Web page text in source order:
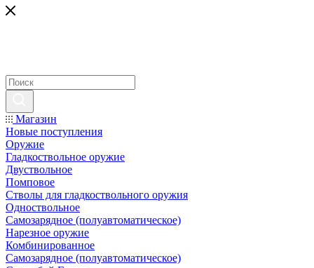
Магазин
Новые поступления
Оружие
Гладкоствольное оружие
Двуствольное
Помповое
Стволы для гладкоствольного оружия
Одноствольное
Самозарядное (полуавтоматическое)
Нарезное оружие
Комбинированное
Самозарядное (полуавтоматическое)